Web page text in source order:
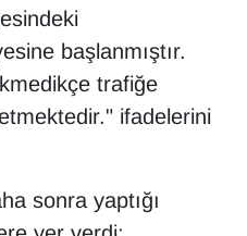
başlanmıştır.
trafiğe
ifadelerini
sonra yaptığı